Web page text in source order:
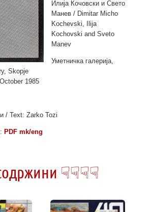
Илија Кочовски и Свето
Манев / Dimitar Micho
Kochevski, Ilija
Kochovski and Sveto
Manev
Уметничка галерија,
Skopje
1985
/ Text: Zarko Tozi
PDF mk/eng
☟☟☟☟